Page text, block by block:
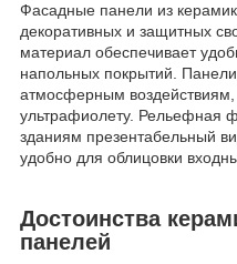
Фасадные панели из
декоративных и защитных
материал обеспечивает
напольных покрытий.
атмосферным
ультрафиолету. Рельефная
зданиям презентабельный
удобно для облицовки
Достоинства
панелей